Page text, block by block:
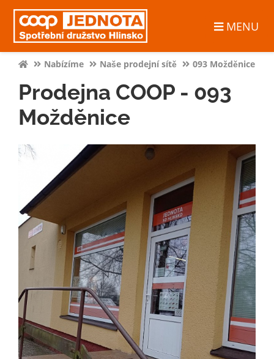
MENU
Nabízíme Naše prodejní sítě 093 Možděnice
Prodejna COOP - 093
Možděnice